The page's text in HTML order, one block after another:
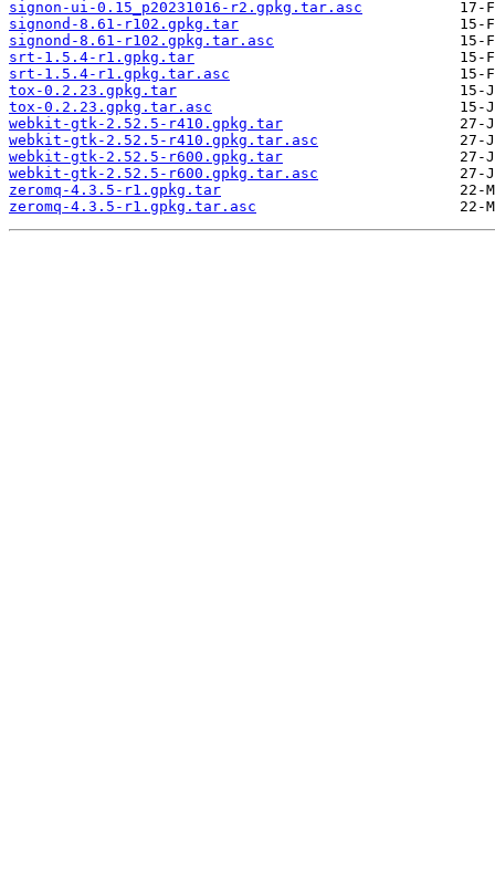
signon-ui-0.15_p20231016-r2.gpkg.tar.asc
signond-8.61-r102.gpkg.tar
signond-8.61-r102.gpkg.tar.asc
srt-1.5.4-r1.gpkg.tar
srt-1.5.4-r1.gpkg.tar.asc
tox-0.2.23.gpkg.tar
tox-0.2.23.gpkg.tar.asc
webkit-gtk-2.52.5-r410.gpkg.tar
webkit-gtk-2.52.5-r410.gpkg.tar.asc
webkit-gtk-2.52.5-r600.gpkg.tar
webkit-gtk-2.52.5-r600.gpkg.tar.asc
zeromq-4.3.5-r1.gpkg.tar
zeromq-4.3.5-r1.gpkg.tar.asc